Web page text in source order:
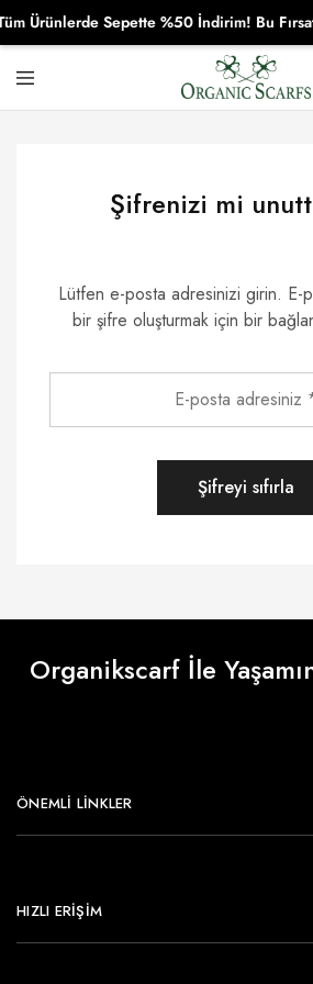
Organikscarf
Şifrenizi mi
Lütfen e-posta adresinizi girin. E-
bir şifre oluşturmak için bir
Şifreyi sıfırla
Organikscarf İle
ÖNEMLI LINKLER
HIZLI ERİŞİM
Ürünlerde Sepette %50 İndirim! Bu